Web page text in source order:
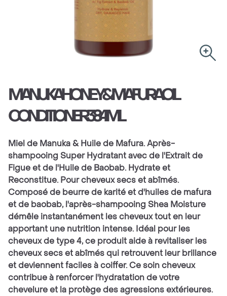
MANUKA HONEY & MAFURA OIL
CONDITIONER 384ML
Miel de Manuka & Huile de Mafura. Après-
shampooing Super Hydratant avec de l'Extrait de
Figue et de l'Huile de Baobab. Hydrate et
Reconstitue. Pour cheveux secs et abîmés.
Composé de beurre de karité et d'huiles de mafura
et de baobab, l'après-shampooing Shea Moisture
démêle instantanément les cheveux tout en leur
apportant une nutrition intense. Idéal pour les
cheveux de type 4, ce produit aide à revitaliser les
cheveux secs et abîmés qui retrouvent leur brillance
et deviennent faciles à coiffer. Ce soin cheveux
contribue à renforcer l'hydratation de votre
chevelure et la protège des agressions extérieures.